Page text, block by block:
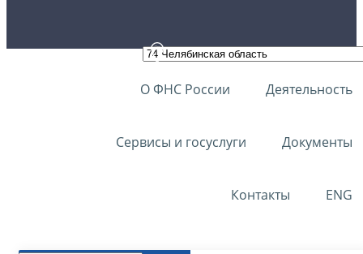
О ФНС России Деятельность
Сервисы и госуслуги Документы
Контакты ENG